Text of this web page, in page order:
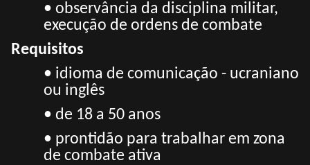
• observância da disciplina militar,
execução de ordens de combate
Requisitos
• idioma de comunicação - ucraniano
ou inglês
• de 18 a 50 anos
• prontidão para trabalhar em zona
de combate ativa